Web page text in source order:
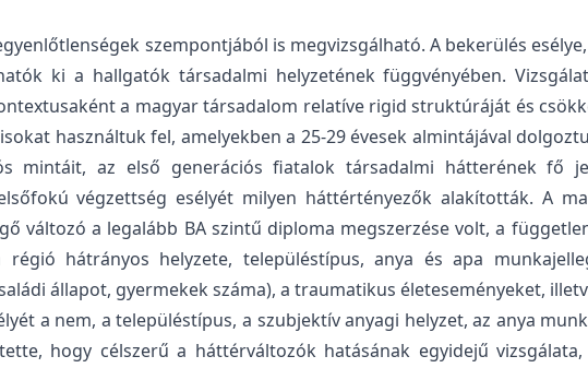
szempontjából is megvizsgálható. A bekerülés
ki a hallgatók társadalmi helyzetének függvényében.
a magyar társadalom relatíve rigid struktúráját és
használtuk fel, amelyekben a 25-29 évesek almintájával
mintáit, az első generációs fiatalok társadalmi hátterének fő
végzettség esélyét milyen háttértényezők alakították. A
változó a legalább BA szintű diploma megszerzése volt, a
hátrányos helyzete, településtípus, anya és apa
állapot, gyermekek száma), a traumatikus életeseményeket,
a nem, a településtípus, a szubjektív anyagi helyzet, az anya
hogy célszerű a háttérváltozók hatásának egyidejű